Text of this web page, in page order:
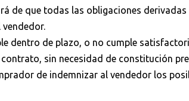
de que todas las obligaciones
dentro de plazo, o no cumple
sin necesidad de constitución
de indemnizar al vendedor los